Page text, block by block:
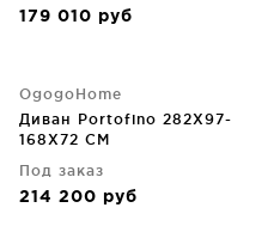
179 010 руб
OgogoHome
Диван Portofino 282X97-
168X72 CM
Под заказ
214 200 руб